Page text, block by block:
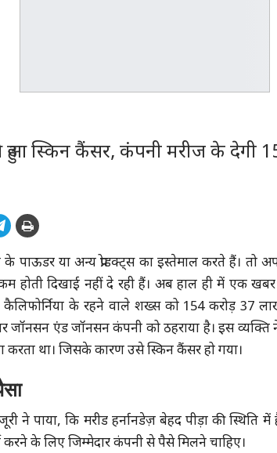
स्किन कैंसर, कंपनी मरीज के देगी
या अन्य प्रोडक्ट्स का इस्तेमाल करते हैं। तो
दिखाई नहीं दे रही हैं। अब हाल ही में एक खबर
के रहने वाले शख्स को 154 करोड़ 37
जॉनसन एंड जॉनसन कंपनी को ठहराया है। इस
करता था। जिसके कारण उसे स्किन कैंसर हो गया।
ने पाया, कि मरीड हर्नानडेज़ बेहद पीड़ा की स्थिति
करने के लिए जिम्मेदार कंपनी से पैसे मिलने चाहिए।